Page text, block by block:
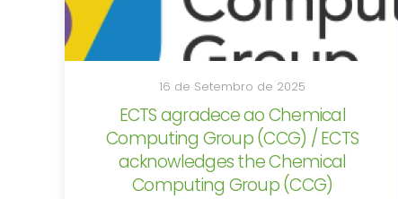
16 de Setembro de 2025
ECTS agradece ao Chemical
Computing Group (CCG) / ECTS
acknowledges the Chemical
Computing Group (CCG)